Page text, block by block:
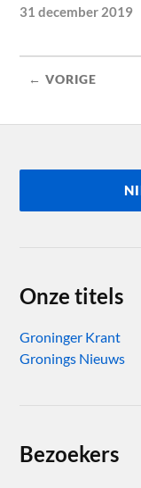
31 december 2019
← VORIGE
Onze titels
Groninger Krant
Gronings Nieuws
Bezoekers